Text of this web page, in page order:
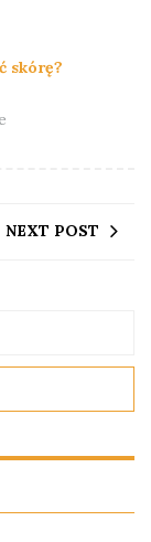
skórę?
NEXT POST